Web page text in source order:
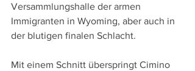
Versammlungshalle der armen
Immigranten in Wyoming, aber auch in
der blutigen finalen Schlacht.
Mit einem Schnitt überspringt Cimino